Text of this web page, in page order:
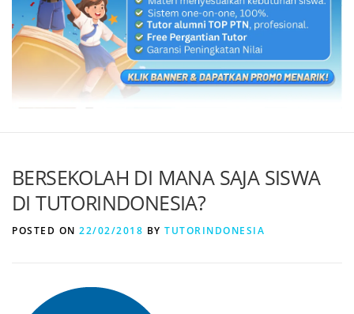
BLOG DAFTAR SEKOLAH
BERSEKOLAH DI MANA SAJA SISWA
DI TUTORINDONESIA?
POSTED ON 22/02/2018 BY TUTORINDONESIA